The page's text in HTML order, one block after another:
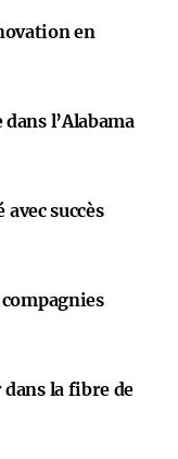
en
l’Alabama
succès
la fibre de